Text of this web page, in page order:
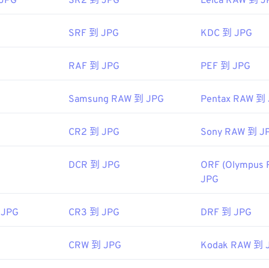
从图像中选择颜色
SRF 到 JPG KDC 到 JPG
RAF 到 JPG PEF 到 JPG
Samsung RAW 到 JPG Pentax RAW 到
CR2 到 JPG Sony RAW 到
DCR 到 JPG
ORF (Olympus
JPG
CR3 到 JPG DRF 到 JPG
CRW 到 JPG Kodak RAW 到